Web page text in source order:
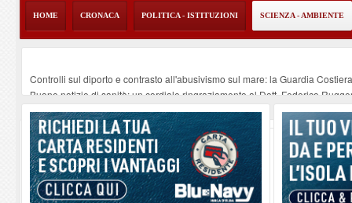
HOME CRONACA POLITICA - ISTITUZIONI SCIENZA - AMBIENTE
Controlli sul diporto e contrasto all'abusivismo sul mare: la Guardia
Buone notizie di sanità: un cordiale ringraziamento al Dott. Federico
Altiero Spinelli e Ursula Hirschmann all'Elba: riaffiora una testimonianza
Capoliveri, potenziata la pulizia dei bordi stradali -07-08-2026
Marina di Campo tra i porti interessati dal nuovo piano dell'Autorità